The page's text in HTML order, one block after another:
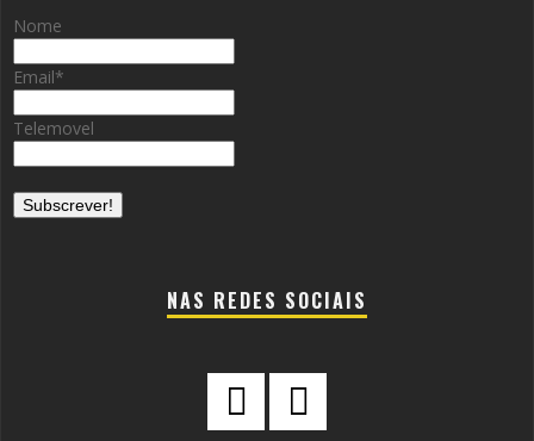
Nome
Email*
Telemovel
NAS REDES SOCIAIS